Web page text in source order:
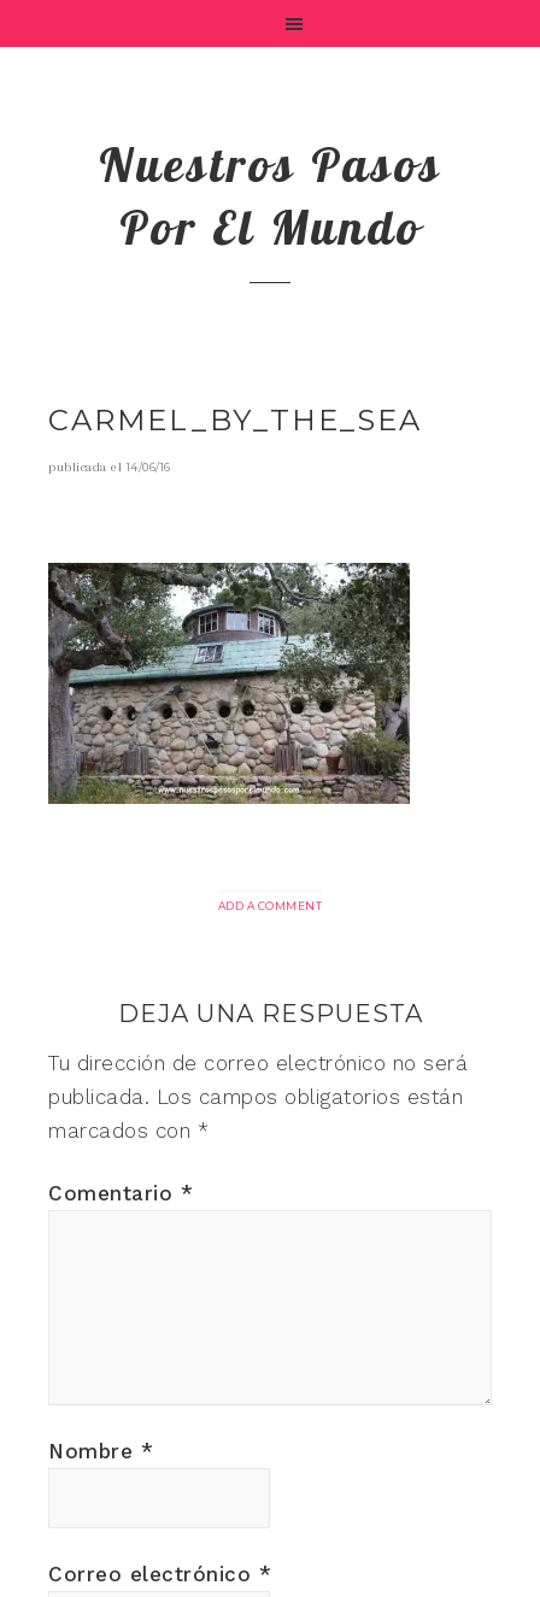
Nuestros Pasos
Por El Mundo
CARMEL_BY_THE_SEA
publicada el14/06/16
ADD A COMMENT
DEJA UNA RESPUESTA
Tu dirección de correo electrónico no será
publicada. Los campos obligatorios están
marcados con *
Comentario *
Nombre *
Correo electrónico *